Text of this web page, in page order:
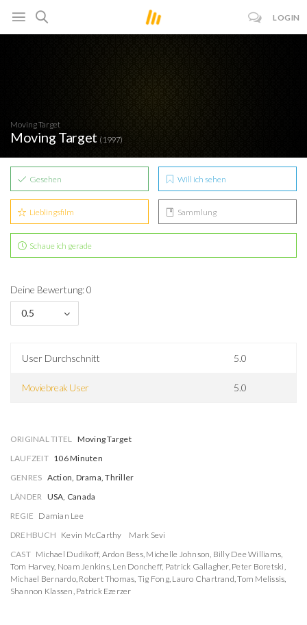
LOGIN
Moving Target
Moving Target (1997)
Gesehen Will ich sehen
Lieblingsfilm Sammlung
Schaue ich gerade
Deine Bewertung: 0
0.5
User Durchschnitt 5.0
Moviebreak User 5.0
ORIGINAL TITEL Moving Target
LAUFZEIT 106 Minuten
GENRES Action, Drama, Thriller
LÄNDER USA, Canada
REGIE Damian Lee
DREHBUCH Kevin McCarthy
Mark Sevi
CAST Michael Dudikoff, Ardon Bess, Michelle Johnson, Billy Dee Williams,
Tom Harvey, Noam Jenkins, Len Doncheff, Patrick Gallagher, Peter Boretski,
Michael Bernardo, Robert Thomas, Tig Fong, Lauro Chartrand,Tom Melissis,
Shannon Klassen, Patrick Ezerzer